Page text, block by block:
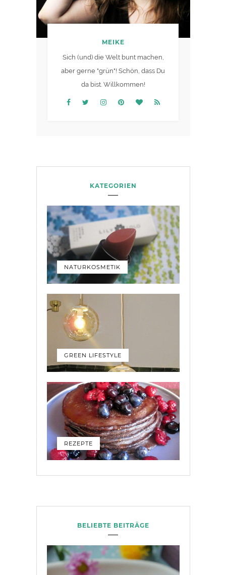
MEIKE
Sich (und) die Welt bunt machen,
aber gerne "grün"! Schön, dass Du
da bist. Willkommen!
KATEGORIEN
NATURKOSMETIK
GREEN LIFESTYLE
REZEPTE
BELIEBTE BEITRÄGE